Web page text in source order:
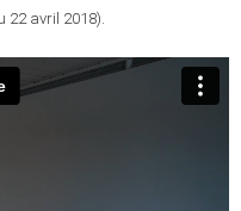
22 avril 2018).